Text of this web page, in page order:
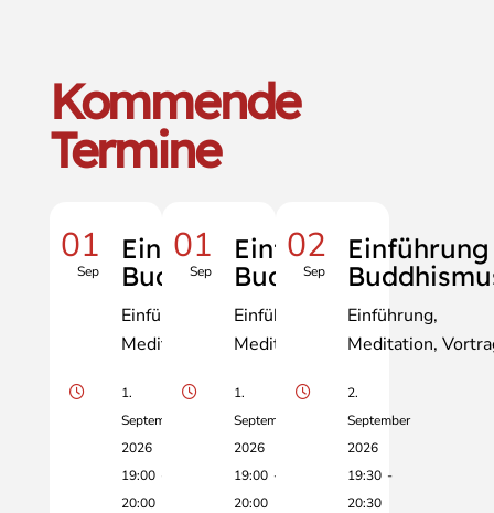
Kommende
Termine
01
Sep
Einführung
Buddhismus
Einführung
Meditation
Vortrag
1.
September
2026
19:00
20:00
01
Sep
Einführung
Buddhismus
Einführung
Meditation
Vortrag
1.
September
2026
19:00 -
20:00
02
Sep
Einführung
Einführung
Meditation
2.
September
2026
19:30 -
20:30